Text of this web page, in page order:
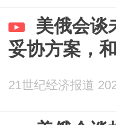
美俄会谈
妥协方案，
21世纪经济报道